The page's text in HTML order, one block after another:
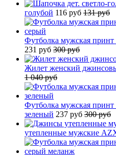
голубой 116 руб 131 руб
Футболка мужская
231 руб 300 руб
Жилет женский
1 040 руб
Футболка мужская
зеленый 237 руб 300 руб
утепленные мужские